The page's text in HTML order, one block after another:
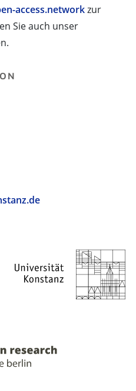
access.networkzur
Sie auch unser